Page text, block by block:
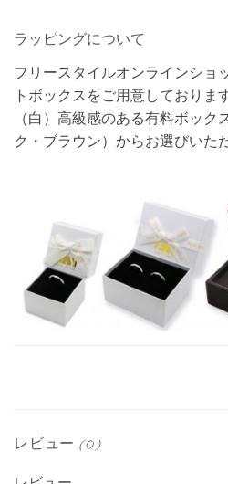
ラッピングについて
フリースタイルオンラインショ
トボックスをご用意しておりま
（白）高級感のある有料ボック
ク・ブラウン）からお選びいた
レビュー (0)